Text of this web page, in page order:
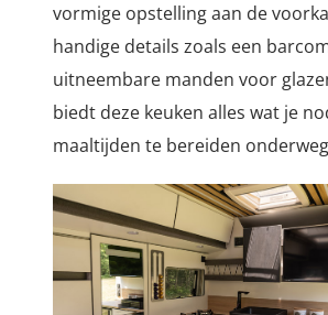
vormige opstelling aan de
handige details zoals een
uitneembare manden voor
biedt deze keuken alles wat je
maaltijden te bereiden